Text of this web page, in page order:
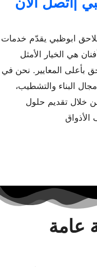
ابوظبي يقدّم خدمات
هي الخيار الأمثل
بأعلى المعايير. نحن في
البناء والتشطيب،
من خلال تقديم حلول
عامة